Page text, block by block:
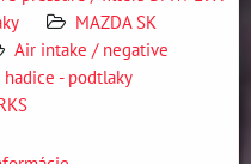
MAZDA SK
Air intake / negative
- podtlaky